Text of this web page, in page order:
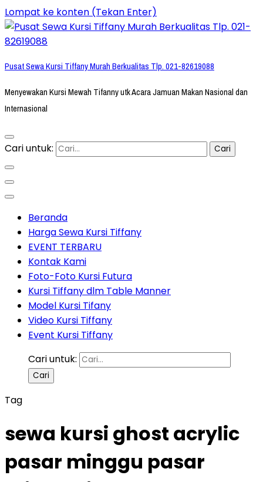
Lompat ke konten (Tekan Enter)
Pusat Sewa Kursi Tiffany Murah Berkualitas Tlp. 021-82619088
Menyewakan Kursi Mewah Tifanny utk Acara Jamuan Makan Nasional dan
Internasional
Cari untuk:
Beranda
Harga Sewa Kursi Tiffany
EVENT TERBARU
Kontak Kami
Foto-Foto Kursi Futura
Kursi Tiffany dlm Table Manner
Model Kursi Tifany
Video Kursi Tiffany
Event Kursi Tiffany
Cari untuk:
Tag
sewa kursi ghost acrylic
pasar minggu pasar